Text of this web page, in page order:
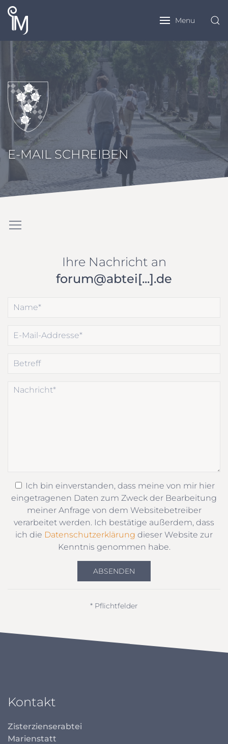
Menu
E-MAIL SCHREIBEN
Ihre Nachricht an
forum@abtei[...].de
Ich bin einverstanden, dass meine von mir hier
eingetragenen Daten zum Zweck der Bearbeitung
meiner Anfrage von dem Websitebetreiber
verarbeitet werden. Ich bestätige außerdem, dass
ich die Datenschutzerklärung dieser Website zur
Kenntnis genommen habe.
ABSENDEN
* Pflichtfelder
Kontakt
Zisterzienserabtei
Marienstatt